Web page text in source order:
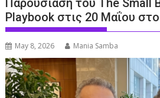
Παρουσίαση του The Small
Playbook στις 20 Μαΐου
May 8, 2026 Mania Samba